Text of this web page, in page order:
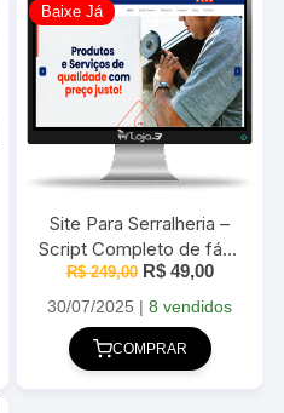
Baixe Já
Site Para Serralheria –
Script Completo de fácil
administração 2025
R$249,00 O
original
era:
R$ 249,00.
R$49,00O
atual
30/07/2025 |8 vendidos
COMPRAR